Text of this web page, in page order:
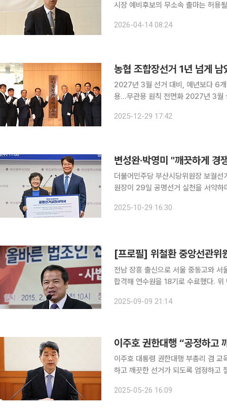
시장 예비후보의 무소속 출마는 허용될 수 없다는
다. 전남도당은 긴급 입장문을 통해
2026-04-14 08:24
농협 조합장선거 1년 넘게
2027년 3월 선거 대비, 예년보다 6개
용…무관용 원칙 전면화 2027년 3월 실시될 제4회 전국동시조합장선거까지는 아직 1년 넘게 남았
공정성과 투명성에 대한 우려를 사전
2025-12-29 17:42
변성완·박영미 "깨끗하게
더불어민주당 부산시당위원장 보궐
원장이 29일 공명선거 실천을 서약하며 깨끗한 경쟁을
2025-10-29 16:30
[프로필] 위철환 중앙선관위
전남 장흥 출신으로 서울 중동고와
합격해 연수원을 18기로 수료했다. 위
도 인정받았다. 중학교를 마치고 무
2025-09-09 21:14
이주호 권한대행 “공정하고
이주호 대통령 권한대행 부총리 겸
하고 깨끗한 선거가 되도록 엄정하고 철저하게 관
거일까지 남은 8일 동안 정부의 선거
2025-05-26 16:09